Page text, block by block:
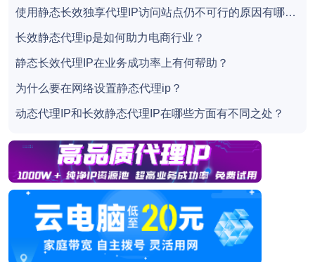
使用静态长效独享代理IP访问站点仍不可行的原因有哪些？
长效静态代理ip是如何助力电商行业？
静态长效代理IP在业务成功率上有何帮助？
为什么要在网络设置静态代理ip？
动态代理IP和长效静态代理IP在哪些方面有不同之处？